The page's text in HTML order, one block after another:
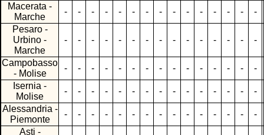
Macerata -
Marche
- - - - - - - - - - - - - -
-
Pesaro -
Urbino -
Marche
- - - - - - - - - - - - - - -
Campobasso
- Molise
- - - - - - - - - - - - - -
-
Isernia -
Molise
- - - - - - - - - - - - - -
-
Alessandria -
Piemonte
- - - - - - - - - - - - - -
-
Asti -